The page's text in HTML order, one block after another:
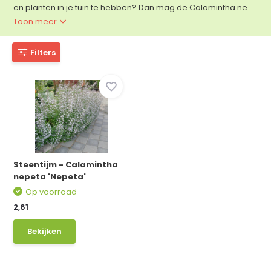
en planten in je tuin te hebben? Dan mag de Calamintha ne
Toon meer
Filters
Steentijm - Calamintha
nepeta 'Nepeta'
Op voorraad
2,61
Bekijken